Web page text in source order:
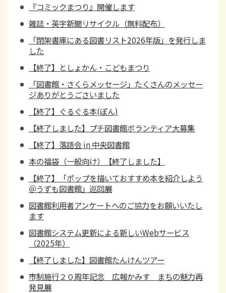
『コミックまつり』開催します
雑誌・英字新聞リサイクル（無料配布）
「閉架書庫にある図書リスト2026年版」を発行しま
した
【終了】としょかん・こどもまつり
「図書館・さくらメッセージ」たくさんのメッセー
ジありがとうごさいました
【終了】ぐるぐる本(ぽん)
【終了しました】プチ図書館ボランティア大募集
【終了】落語会 in 中央図書館
本の福袋（一般向け）【終了しました】
【終了】「ポップを描いておすすめ本を紹介しよう
＠うずも図書館」巡回展
図書館利用者アンケートへのご協力をお願いいたし
ます
図書館システム更新による新しいWebサービス
（2025年）
【終了しました】図書館たんけんツアー
市制施行２０周年記念 広報かみす まちの魅力再
発見展